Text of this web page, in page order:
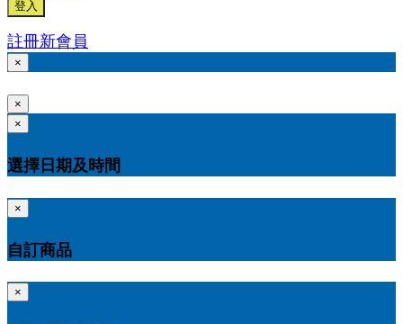
登入
註冊新會員
×
×
×
選擇日期及時間
×
自訂商品
×